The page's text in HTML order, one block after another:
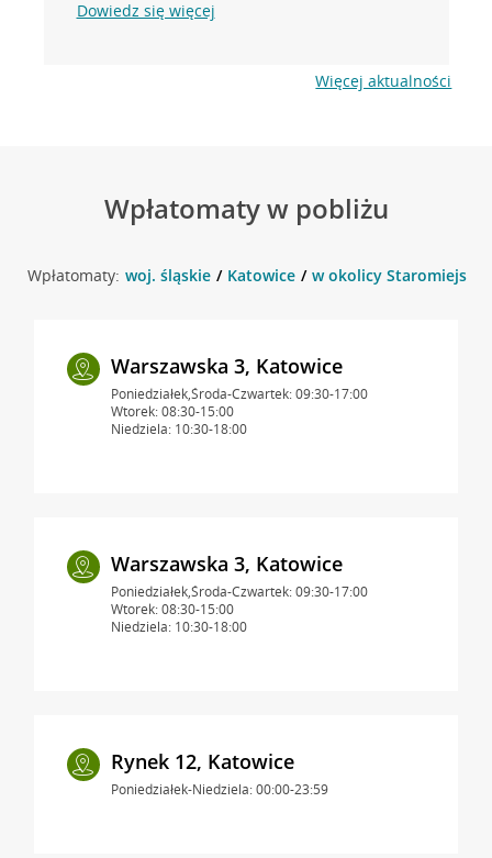
Dowiedz się więcej
Więcej aktualności
Wpłatomaty w pobliżu
Wpłatomaty: woj. śląskie Katowice w okolicy Staromiejska
Warszawska 3, Katowice
Poniedziałek,Środa-Czwartek: 09:30-17:00
Wtorek: 08:30-15:00
Niedziela: 10:30-18:00
Warszawska 3, Katowice
Poniedziałek,Środa-Czwartek: 09:30-17:00
Wtorek: 08:30-15:00
Niedziela: 10:30-18:00
Rynek 12, Katowice
Poniedziałek-Niedziela: 00:00-23:59